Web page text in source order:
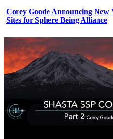
Corey Goode Announcing New
Sites for Sphere Being Alliance